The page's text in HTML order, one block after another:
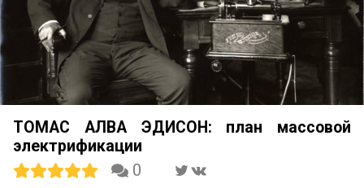
ТОМАС АЛВА ЭДИСОН: план массовой
электрификации
0